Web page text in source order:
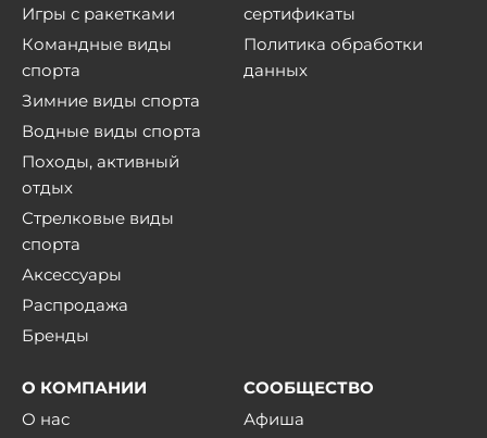
Игры с ракетками
Командные виды
спорта
Зимние виды спорта
Водные виды спорта
Походы, активный
отдых
Стрелковые виды
спорта
Аксессуары
Распродажа
Бренды
сертификаты
Политика обработки
данных
О КОМПАНИИ
О нас
СООБЩЕСТВО
Афиша